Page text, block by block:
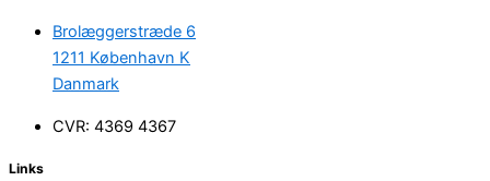
Brolæggerstræde 6
1211 København K
Danmark
CVR: 4369 4367
Links